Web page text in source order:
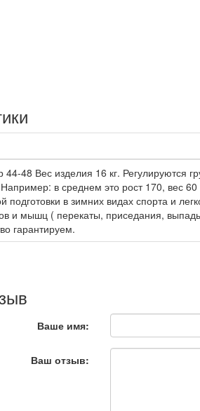
44-48 Вес изделия 16 кг. Регулируются
в среднем это рост 170, вес
подготовки в зимних видах спорта и
и мышц ( перекаты, приседания,
гарантируем.
Ваше имя:
Ваш отзыв: